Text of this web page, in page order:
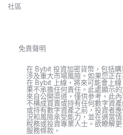
社區
免責聲明
在 Bybit 投資加密貨幣，包括
涉及重大市場風險。如果您正
在 Bybit 上線，將來可能會上
果不承擔任何責任。此處顯示
來自公開渠道，僅供參考。此
不構成買賣或持有任何數字資
或持有數字資產之前，投資者
況和風險承受能力，並在適當
稅務或投資專業人士。欲瞭解
服務條款。